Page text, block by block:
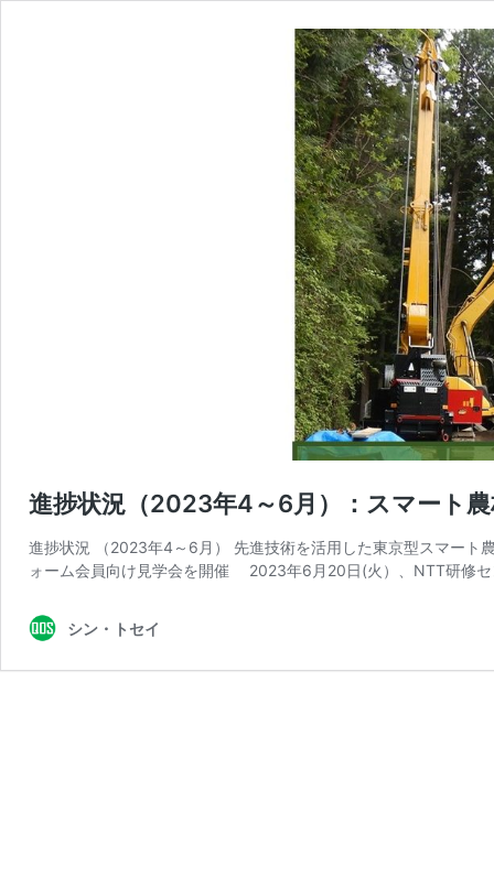
進捗状況（2023年4～6月）：スマート
進捗状況 （2023年4～6月） 先進技術を活用した東京型スマート
ォーム会員向け見学会を開催 2023年6月20日(火）、NTT研修
シン・トセイ